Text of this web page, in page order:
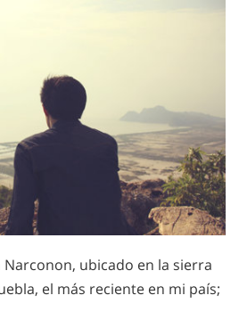
Narconon, ubicado en la sierra
el más reciente en mi país;